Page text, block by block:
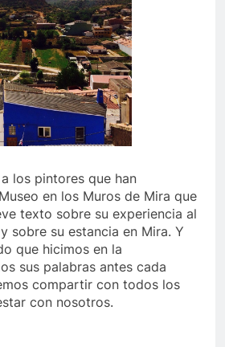
los pintores que han
en los Muros de Mira que
texto sobre su experiencia al
sobre su estancia en Mira. Y
que hicimos en la
sus palabras antes cada
compartir con todos los
con nosotros.